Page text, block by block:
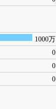
1000万
0
0
0